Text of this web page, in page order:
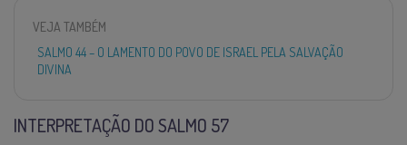
VEJA TAMBÉM
SALMO 44 – O LAMENTO DO POVO DE ISRAEL PELA SALVAÇÃO
DIVINA
INTERPRETAÇÃO DO SALMO 57